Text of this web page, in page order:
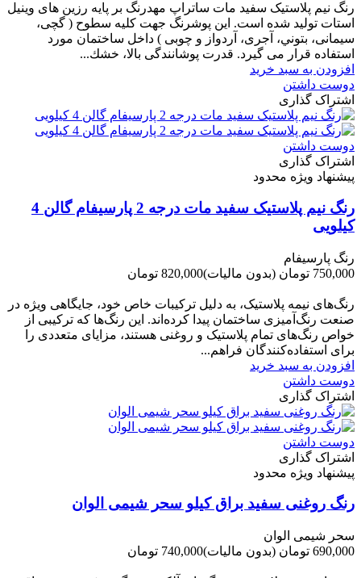
رنگ نیم پلاستیک سفید مات ساتراپ مهدرنگ بر پایه رزین های وینیل
استات تولید شده است. این پوشرنگ جهت کلیه سطوح ( گچی،
سیمانی، بتوني، آجری، آردواز و چوبی ) داخل ساختمان مورد
استفاده قرار می گیرد. قدرت پوشانندگی بالا، خشك...
افزودن به سبد خرید
دوست داشتن
اشتراک گذاری
دوست داشتن
اشتراک گذاری
پیشنهاد ویژه محدود
رنگ نیم پلاستیک سفید مات درجه 2 پارسیفام گالن 4
کیلویی
رنگ پارسیفام
750,000 تومان
(بدون مالیات)820,000 تومان
رنگ‌های نیمه پلاستیک، به دلیل ترکیبات خاص خود، جایگاهی ویژه در
صنعت رنگ‌آمیزی ساختمان پیدا کرده‌اند. این رنگ‌ها که ترکیبی از
خواص رنگ‌های تمام پلاستیک و روغنی هستند، مزایای متعددی را
برای استفاده‌کنندگان فراهم...
افزودن به سبد خرید
دوست داشتن
اشتراک گذاری
دوست داشتن
اشتراک گذاری
پیشنهاد ویژه محدود
رنگ روغنی سفید براق کیلو سحر شیمی الوان
سحر شیمی الوان
690,000 تومان
(بدون مالیات)740,000 تومان